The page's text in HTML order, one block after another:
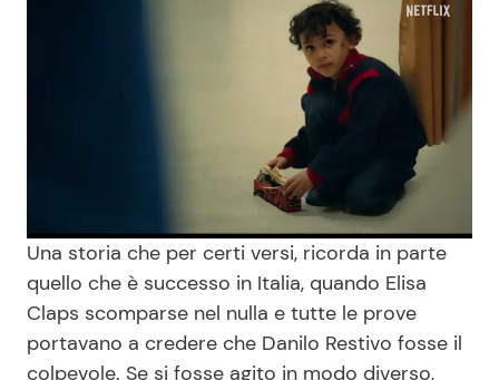
Una storia che per certi versi, ricorda in parte
quello che è successo in Italia, quando Elisa
Claps scomparse nel nulla e tutte le prove
portavano a credere che Danilo Restivo fosse il
colpevole. Se si fosse agito in modo diverso,